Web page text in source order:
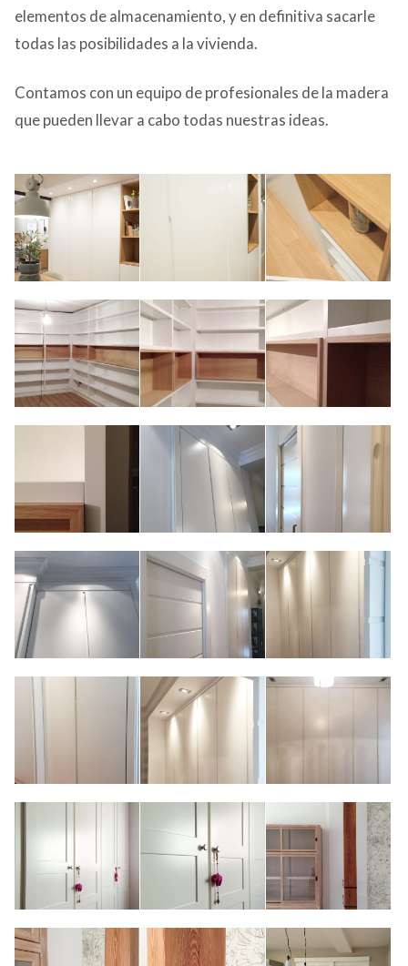
elementos de almacenamiento, y en definitiva sacarle
todas las posibilidades a la vivienda.
Contamos con un equipo de profesionales de la madera
que pueden llevar a cabo todas nuestras ideas.